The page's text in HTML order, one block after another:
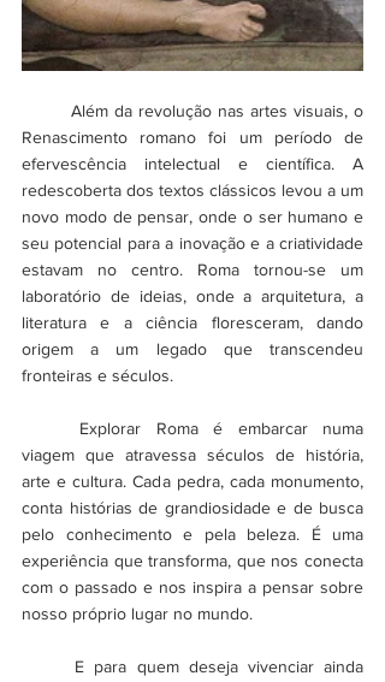
Renascimento romano foi um período de
efervescência intelectual e científica. A
redescoberta dos textos clássicos levou a um
novo modo de pensar, onde o ser humano e
seu potencial para a inovação e a criatividade
estavam no centro. Roma tornou-se um
laboratório de ideias, onde a arquitetura, a
literatura e a ciência floresceram, dando
origem a um legado que transcendeu
fronteiras e séculos.
viagem que atravessa séculos de história,
arte e cultura. Cada pedra, cada monumento,
conta histórias de grandiosidade e de busca
pelo conhecimento e pela beleza. É uma
experiência que transforma, que nos conecta
com o passado e nos inspira a pensar sobre
nosso próprio lugar no mundo.